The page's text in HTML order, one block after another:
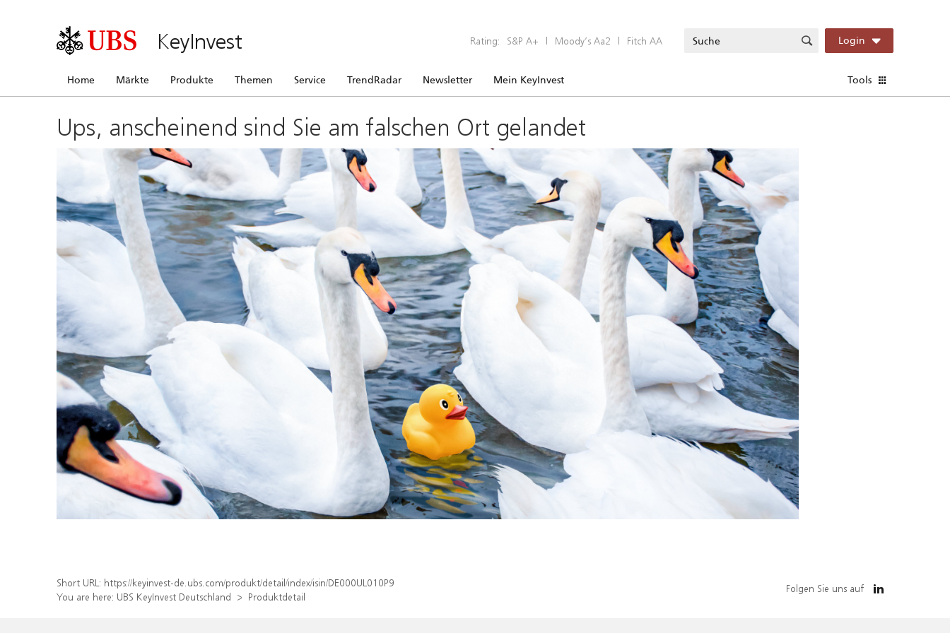
KeyInvest Rating: S&P A+ | Moody’s Aa2 | Fitch AA Login
Home Märkte Produkte Themen Service TrendRadar Newsletter Mein KeyInvest Tools
Ups, anscheinend sind Sie am falschen Ort gelandet
Short URL: https://keyinvest-de.ubs.com/produkt/detail/index/isin/DE000UL010P9
You are here: UBS KeyInvest Deutschland Produktdetail
Folgen Sie uns auf